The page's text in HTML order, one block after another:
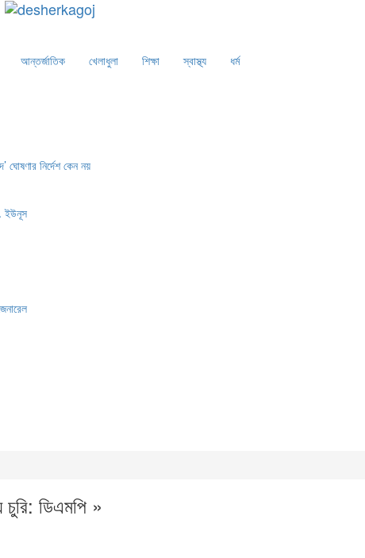
আন্তর্জাতিক খেলাধুলা শিক্ষা স্বাস্থ্য ধর্ম
নির্দেশ কেন নয়
ইউনূস
চুরি: ডিএমপি »